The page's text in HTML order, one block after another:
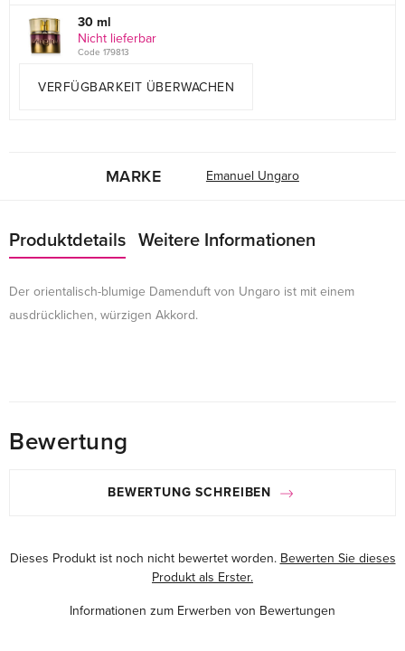
30 ml
Nicht lieferbar
Code 179813
VERFÜGBARKEIT ÜBERWACHEN
MARKE Emanuel Ungaro
Produktdetails Weitere Informationen
Der orientalisch-blumige Damenduft von Ungaro ist mit einem
ausdrücklichen, würzigen Akkord.
Bewertung
BEWERTUNG SCHREIBEN
Dieses Produkt ist noch nicht bewertet worden. Bewerten Sie dieses
Produkt als Erster.
Informationen zum Erwerben von Bewertungen